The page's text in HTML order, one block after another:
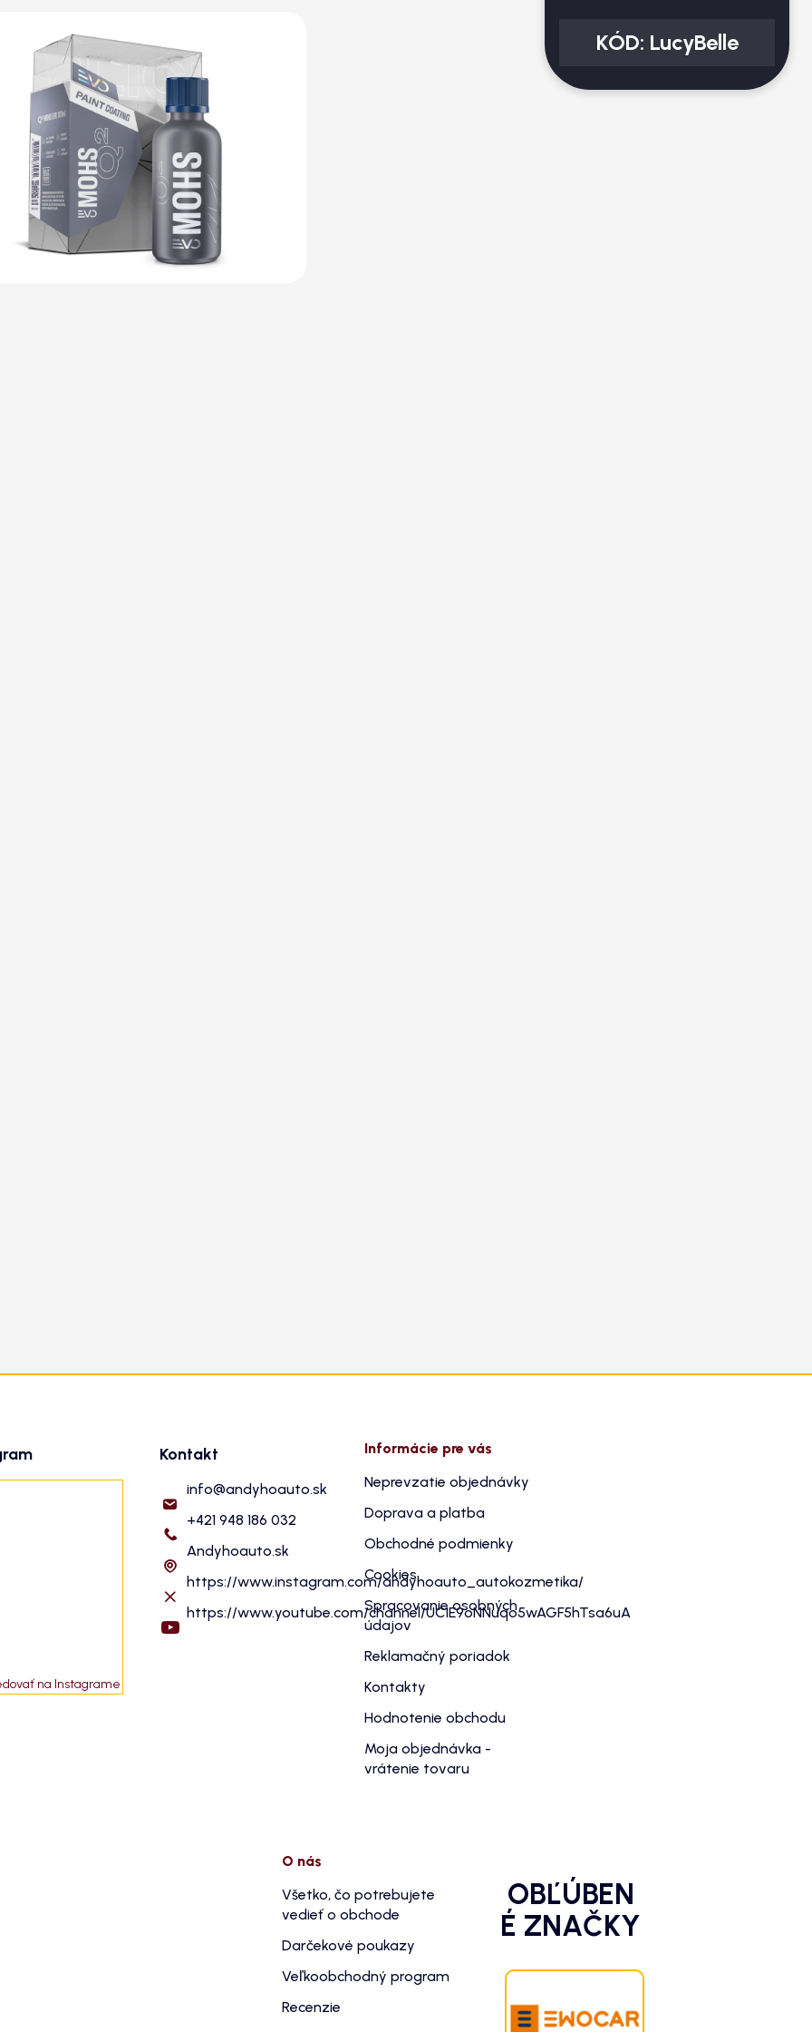
na Instagrame
Kontakt
info@andyhoauto.sk
+421 948 186 032
Andyhoauto.sk
https://www.instagram.com/andyhoauto_autokozmetika/
https://www.youtube.com/channel/UC1E9oNNuqo5wAGF5hTsa6uA
Informácie pre vás
Neprevzatie objednávky
Doprava a platba
Obchodné podmienky
Cookies
Spracovanie osobných
údajov
Reklamačný poriadok
Kontakty
Hodnotenie obchodu
Moja objednávka -
vrátenie tovaru
O nás
Všetko, čo potrebujete
vedieť o obchode
Darčekové poukazy
Veľkoobchodný program
Recenzie
OBĽÚBEN
É ZNAČKY
KÓD: LucyBelle